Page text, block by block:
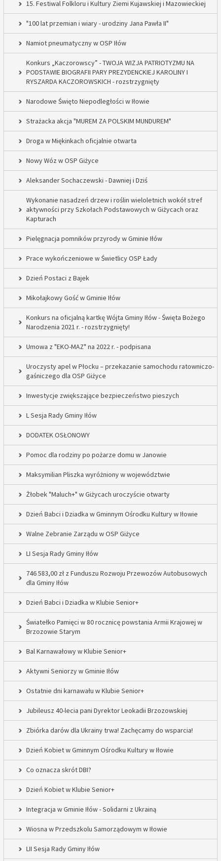
15. Festiwal Folkloru i Kultury Ziemi Kujawskiej i Mazowieckiej
"100 lat przemian i wiary - urodziny Jana Pawła II"
Namiot pneumatyczny w OSP Iłów
Konkurs „Kaczorowscy” - TWOJA WIZJA PATRIOTYZMU NA
PODSTAWIE BIOGRAFII PARY PREZYDENCKIEJ KAROLINY I
RYSZARDA KACZOROWSKICH - rozstrzygnięty
Narodowe Święto Niepodległości w Iłowie
Strażacka akcja "MUREM ZA POLSKIM MUNDUREM"
Droga w Miękinkach oficjalnie otwarta
Nowy Wóz w OSP Giżyce
Aleksander Sochaczewski - Dawniej i Dziś
Wykonanie nasadzeń drzew i roślin wieloletnich wokół stref
aktywności przy Szkołach Podstawowych w Giżycach oraz
Kapturach
Pielęgnacja pomników przyrody w Gminie Iłów
Prace wykończeniowe w Świetlicy OSP Łady
Dzień Postaci z Bajek
Mikołajkowy Gość w Gminie Iłów
Konkurs na oficjalną kartkę Wójta Gminy Iłów - Święta Bożego
Narodzenia 2021 r. - rozstrzygnięty!
Umowa z "EKO-MAZ" na 2022 r. - podpisana
Uroczysty apel w Płocku – przekazanie samochodu ratowniczo-
gaśniczego dla OSP Giżyce
Inwestycje zwiększające bezpieczeństwo pieszych
L Sesja Rady Gminy Iłów
DODATEK OSŁONOWY
Pomoc dla rodziny po pożarze domu w Janowie
Maksymilian Pliszka wyróżniony w województwie
Żłobek "Maluch+" w Giżycach uroczyście otwarty
Dzień Babci i Dziadka w Gminnym Ośrodku Kultury w Iłowie
Walne Zebranie Zarządu w OSP Giżyce
LI Sesja Rady Gminy Iłów
746 583,00 zł z Funduszu Rozwoju Przewozów Autobusowych
dla Gminy Iłów
Dzień Babci i Dziadka w Klubie Senior+
Światełko Pamięci w 80 rocznicę powstania Armii Krajowej w
Brzozowie Starym
Bal Karnawałowy w Klubie Senior+
Aktywni Seniorzy w Gminie Iłów
Ostatnie dni karnawału w Klubie Senior+
Jubileusz 40-lecia pani Dyrektor Leokadii Brzozowskiej
Zbiórka darów dla Ukrainy trwa! Zachęcamy do wsparcia!
Dzień Kobiet w Gminnym Ośrodku Kultury w Iłowie
Co oznacza skrót DBI?
Dzień Kobiet w Klubie Senior+
Integracja w Gminie Iłów - Solidarni z Ukrainą
Wiosna w Przedszkolu Samorządowym w Iłowie
LII Sesja Rady Gminy Iłów